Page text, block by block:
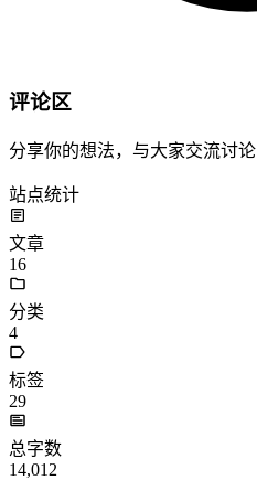
评论区
分享你的想法，与大家交流讨论
站点统计
文章
16
分类
4
标签
29
总字数
14,012